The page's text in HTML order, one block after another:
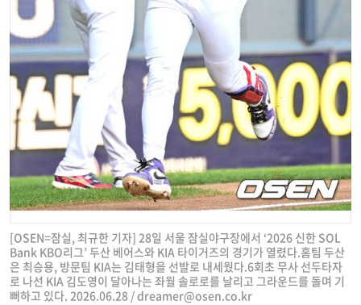
[OSEN=잠실, 최규한 기자] 28일 서울 잠실야구장에서 ‘2026 신한 SOL
Bank KBO리그’ 두산 베어스와 KIA 타이거즈의 경기가 열렸다.홈팀 두산
은 최승용, 방문팀 KIA는 김태형을 선발로 내세웠다.6회초 무사 선두타자
로 나선 KIA 김도영이 달아나는 좌월 솔로로를 날리고 그라운드를 돌며 기
뻐하고 있다. 2026.06.28 /dreamer@osen.co.kr